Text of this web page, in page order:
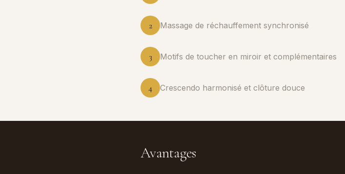
2 Massage de réchauffement synchronisé
3 Motifs de toucher en miroir et complémentaires
4 Crescendo harmonisé et clôture douce
Avantages